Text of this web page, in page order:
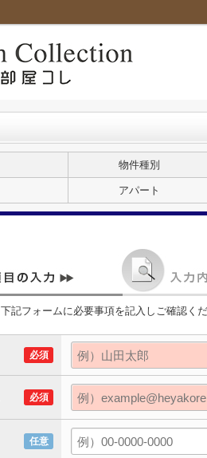
物件種別
アパート
下記フォームに必要事項を記入しご確認く
必須
必須
任意